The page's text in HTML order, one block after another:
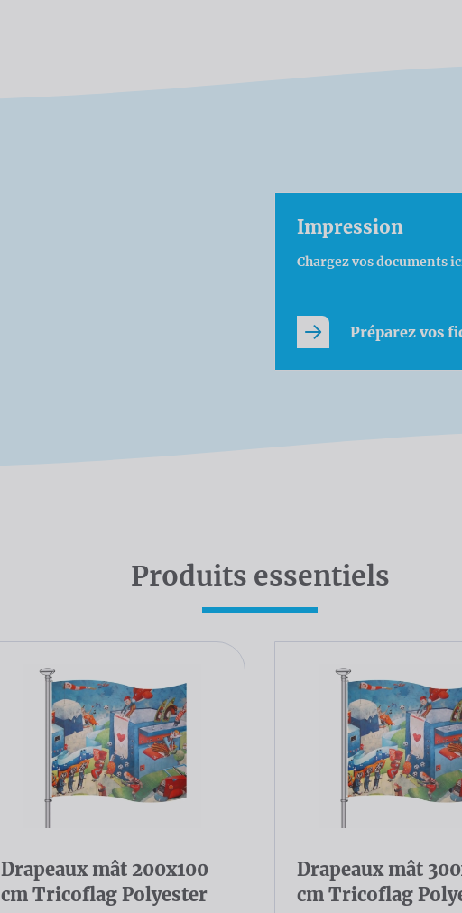
Impression
Chargez vos documents
Préparez vos
Produits essentiels
Drapeaux mât 200x100
cm Tricoflag Polyester
Drapeaux mât
cm Tricoflag